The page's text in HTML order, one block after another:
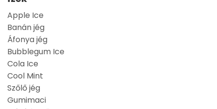
Apple Ice
Banán jég
Áfonya jég
Bubblegum Ice
Cola Ice
Cool Mint
Szőlő jég
Gumimaci